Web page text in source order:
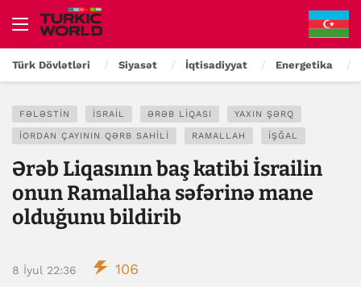
Türk Dövlətləri Siyasət İqtisadiyyat Energetika
FƏLƏSTIN İSRAIL ƏRƏB LIQASI YAXIN ŞƏRQ
İORDAN ÇAYININ QƏRB SAHILI RAMALLAH İŞĞAL
Ərəb Liqasının baş katibi İsrailin
onun Ramallaha səfərinə mane
olduğunu bildirib
8 İyul 22:36 106